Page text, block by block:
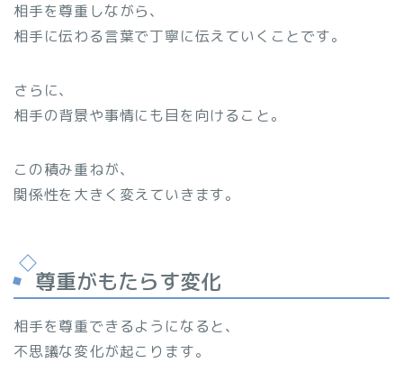
相手を尊重しながら、
相手に伝わる言葉で丁寧に伝えていくことです。
さらに、
相手の背景や事情にも目を向けること。
この積み重ねが、
関係性を大きく変えていきます。
尊重がもたらす変化
相手を尊重できるようになると、
不思議な変化が起こります。